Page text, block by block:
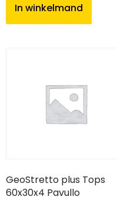
In winkelmand
GeoStretto plus Tops
60x30x4 Pavullo